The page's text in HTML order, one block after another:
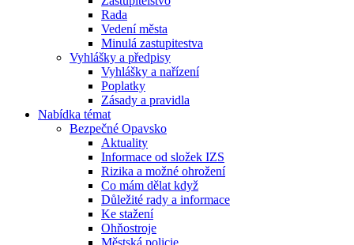
Rada
Vedení města
Minulá zastupitestva
Vyhlášky a předpisy
Vyhlášky a nařízení
Poplatky
Zásady a pravidla
Nabídka témat
Bezpečné Opavsko
Aktuality
Informace od složek IZS
Rizika a možné ohrožení
Co mám dělat když
Důležité rady a informace
Ke stažení
Ohňostroje